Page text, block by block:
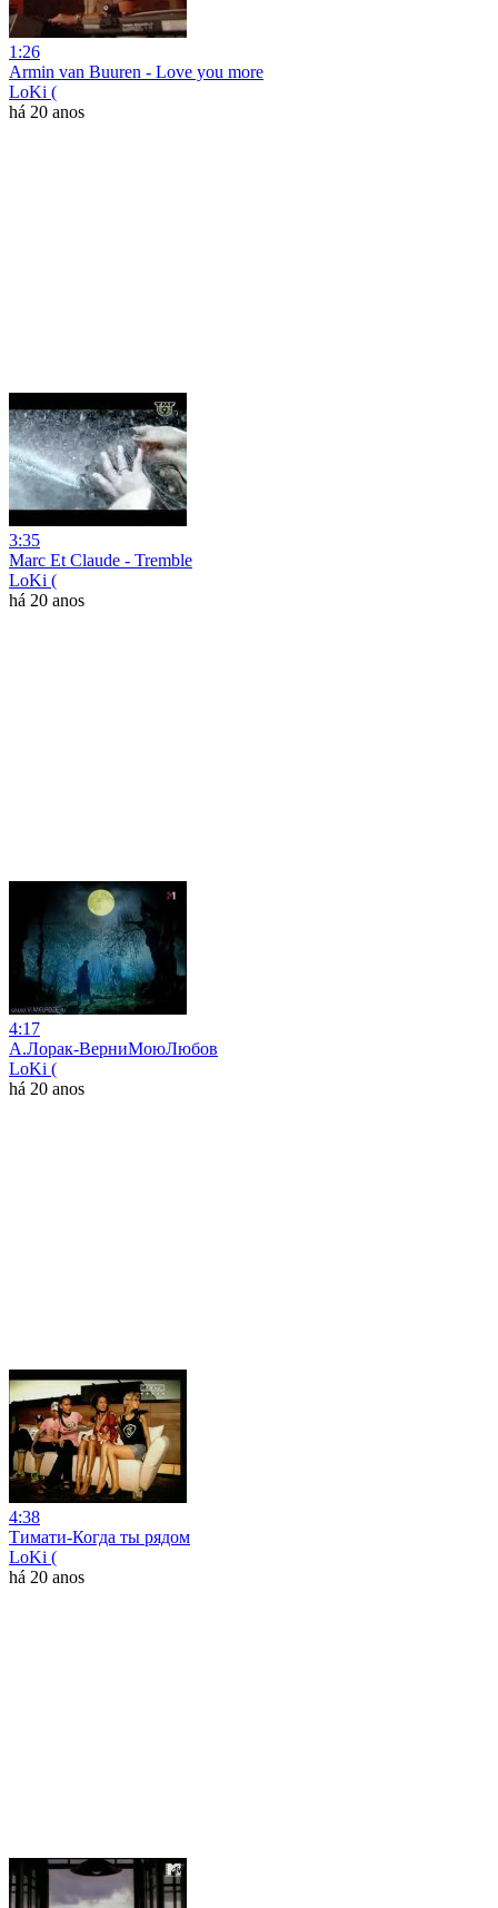
1:26
Armin van Buuren - Love you more
LoKi (
há 20 anos
3:35
Marc Et Claude - Tremble
LoKi (
há 20 anos
4:17
А.Лорак-ВерниМоюЛюбов
LoKi (
há 20 anos
4:38
Тимати-Когда ты рядом
LoKi (
há 20 anos